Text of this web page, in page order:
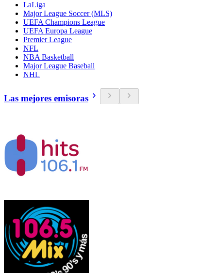
LaLiga
Major League Soccer (MLS)
UEFA Champions League
UEFA Europa League
Premier League
NFL
NBA Basketball
Major League Baseball
NHL
Las mejores emisoras